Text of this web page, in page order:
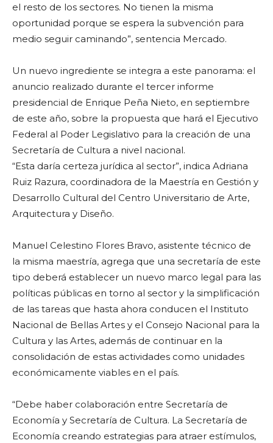
el resto de los sectores. No tienen la misma
oportunidad porque se espera la subvención para
medio seguir caminando”, sentencia Mercado.
Un nuevo ingrediente se integra a este panorama: el
anuncio realizado durante el tercer informe
presidencial de Enrique Peña Nieto, en septiembre
de este año, sobre la propuesta que hará el Ejecutivo
Federal al Poder Legislativo para la creación de una
Secretaría de Cultura a nivel nacional.
“Esta daría certeza jurídica al sector”, indica Adriana
Ruiz Razura, coordinadora de la Maestría en Gestión y
Desarrollo Cultural del Centro Universitario de Arte,
Arquitectura y Diseño.
Manuel Celestino Flores Bravo, asistente técnico de
la misma maestría, agrega que una secretaría de este
tipo deberá establecer un nuevo marco legal para las
políticas públicas en torno al sector y la simplificación
de las tareas que hasta ahora conducen el Instituto
Nacional de Bellas Artes y el Consejo Nacional para la
Cultura y las Artes, además de continuar en la
consolidación de estas actividades como unidades
económicamente viables en el país.
“Debe haber colaboración entre Secretaría de
Economía y Secretaría de Cultura. La Secretaría de
Economía creando estrategias para atraer estímulos,